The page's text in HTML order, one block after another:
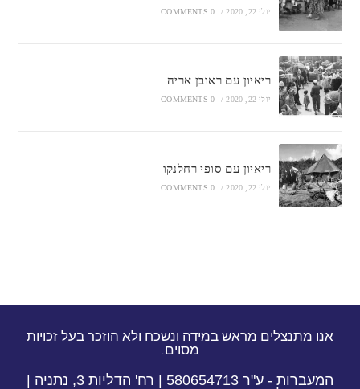
יולי 22, 2020 /
0 COMMENTS
ריאיון עם ראובן אריה
יולי 22, 2020 /
0 COMMENTS
ריאיון עם סופי רחלנקו
יולי 22, 2020 /
0 COMMENTS
אנו מתנצלים מראש במידה ונשכח ולא הוזכר בעל זכויות
מסוים.
המעברות - ע"ר 580654713 | רח' הדליות 3, נתניה |